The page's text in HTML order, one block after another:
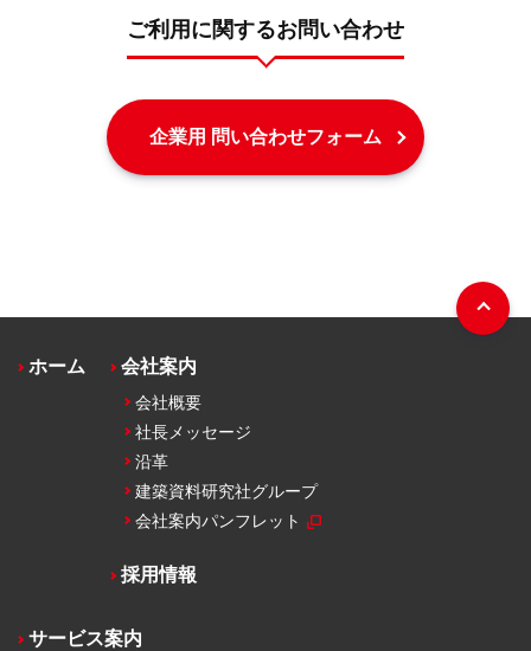
ご利用に関するお問い合わせ
企業用 問い合わせフォーム
ホーム 会社案内
会社概要
社長メッセージ
沿革
建築資料研究社グループ
会社案内パンフレット
採用情報
サービス案内